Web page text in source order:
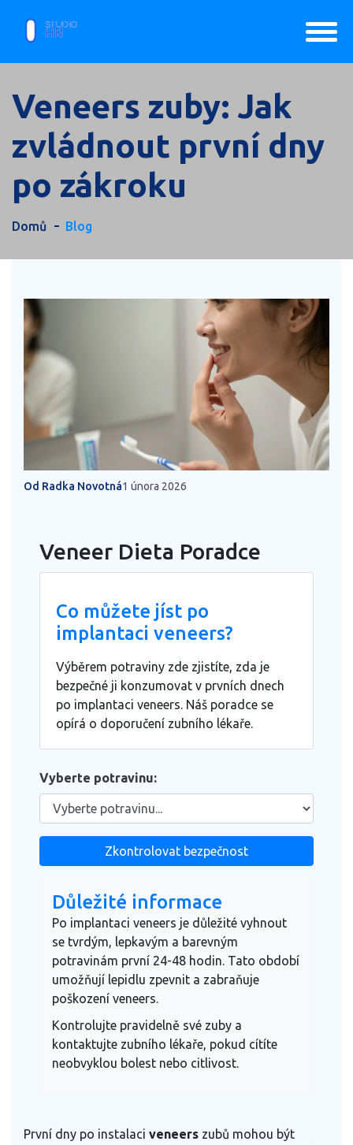
Veneers zuby: Jak
zvládnout první dny
po zákroku
Domů Blog
Od Radka Novotná1 února 2026
Veneer Dieta Poradce
Co můžete jíst po
implantaci veneers?
Výběrem potraviny zde zjistíte, zda je
bezpečné ji konzumovat v prvních dnech
po implantaci veneers. Náš poradce se
opírá o doporučení zubního lékaře.
Vyberte potravinu:
Zkontrolovat bezpečnost
Důležité informace
Po implantaci veneers je důležité vyhnout
se tvrdým, lepkavým a barevným
potravinám první 24-48 hodin. Tato období
umožňují lepidlu zpevnit a zabraňuje
poškození veneers.
Kontrolujte pravidelně své zuby a
kontaktujte zubního lékaře, pokud cítíte
neobvyklou bolest nebo citlivost.
První dny po instalaci veneers zubů mohou být